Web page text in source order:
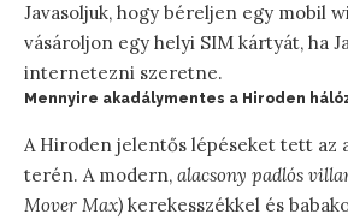
Javasoljuk, hogy béreljen egy mobil
vásároljon egy helyi SIM kártyát, ha
internetezni szeretne.
Mennyire akadálymentes a Hiroden
A Hiroden jelentős lépéseket tett az
terén. A modern, alacsony padlós
Mover Max) kerekesszékkel és